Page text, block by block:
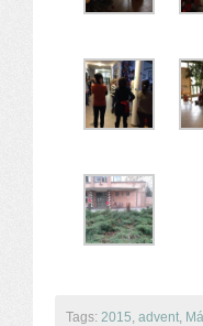
Tags: 2015, advent,